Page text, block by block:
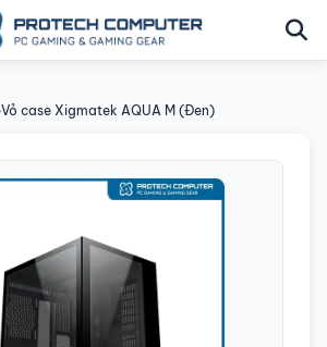
Vỏ case Xigmatek AQUA M (Đen)